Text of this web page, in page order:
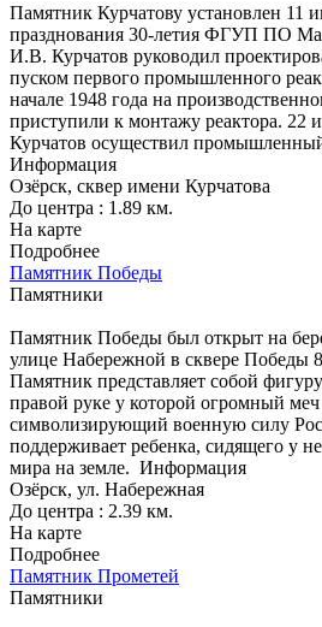
Памятник Курчатову установлен 11
празднования 30-летия ФГУП ПО
И.В. Курчатов руководил
пуском первого промышленного
начале 1948 года на
приступили к монтажу реактора. 22
Курчатов осуществил
Информация
Озёрск, сквер имени Курчатова
До центра : 1.89 км.
На карте
Подробнее
Памятник Победы
Памятники
Памятник Победы был открыт на
улице Набережной в сквере Победы
Памятник представляет собой
правой руке у которой огромный
символизирующий военную силу
поддерживает ребенка, сидящего у
мира на земле. Информация
Озёрск, ул. Набережная
До центра : 2.39 км.
На карте
Подробнее
Памятник Прометей
Памятники